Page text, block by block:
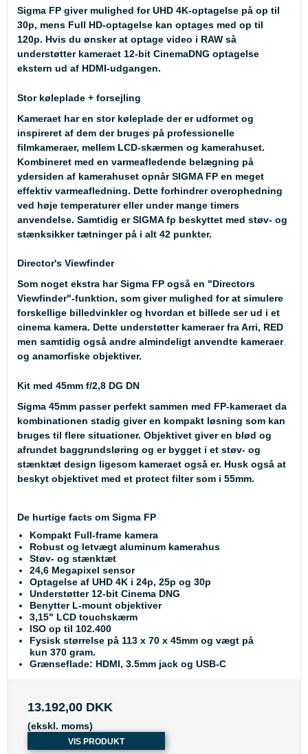
Sigma FP giver mulighed for UHD 4K-optagelse på op til
30p, mens Full HD-optagelse kan optages med op til
120p. Hvis du ønsker at optage video i RAW så
understøtter kameraet 12-bit CinemaDNG optagelse
ekstern ud af HDMI-udgangen.
Stor køleplade + forsejling
Kameraet har en stor køleplade der er udformet og
inspireret af dem der bruges på professionelle
filmkameraer, mellem LCD-skærmen og kamerahuset.
Kombineret med en varmeafledende belægning på
ydersiden af kamerahuset opnår SIGMA FP en meget
effektiv varmeafledning. Dette forhindrer overophedning
ved høje temperaturer eller under mange timers
anvendelse. Samtidig er SIGMA fp beskyttet med støv- og
stænksikker tætninger på i alt 42 punkter.
Director's Viewfinder
Som noget ekstra har Sigma FP også en "Directors
Viewfinder"-funktion, som giver mulighed for at simulere
forskellige billedvinkler og hvordan et billede ser ud i et
cinema kamera. Dette understøtter kameraer fra Arri, RED
men samtidig også andre almindeligt anvendte kameraer
og anamorfiske objektiver.
Kit med 45mm f/2,8 DG DN
Sigma 45mm passer perfekt sammen med FP-kameraet da
kombinationen stadig giver en kompakt løsning som kan
bruges til flere situationer. Objektivet giver en blød og
afrundet baggrundsløring og er bygget i et støv- og
stænktæt design ligesom kameraet også er. Husk også at
beskyt objektivet med et protect filter som i 55mm.
De hurtige facts om Sigma FP
Kompakt Full-frame kamera
Robust og letvægt aluminum kamerahus
Støv- og stænktæt
24,6 Megapixel sensor
Optagelse af UHD 4K i 24p, 25p og 30p
Understøtter 12-bit Cinema DNG
Benytter L-mount objektiver
3,15" LCD touchskærm
ISO op til 102.400
Fysisk størrelse på 113 x 70 x 45mm og vægt på
kun 370 gram.
Grænseflade: HDMI, 3.5mm jack og USB-C
13.192,00 DKK
(ekskl. moms)
VIS PRODUKT